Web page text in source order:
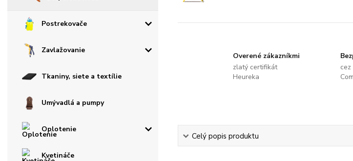
Postrekovače
Zavlažovanie
Tkaniny, siete a textílie
Umývadlá a pumpy
Oplotenie
Kvetináče
Overené zákazníkmi
zlatý certifikát
Heureka
Celý popis produktu